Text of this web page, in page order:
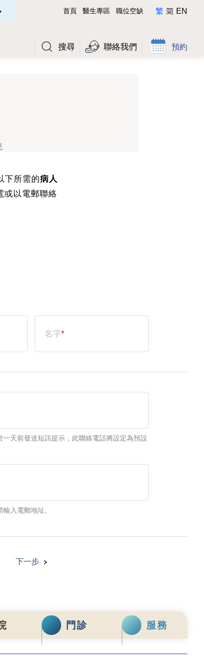
首頁 醫生專區 職位空缺 繁 简 EN
搜尋 聯絡我們 預約
下所需的病人
或以電郵聯絡
名字*
天前發送短訊提示，此聯絡電話將設定為預設
入電郵地址。
下一步
門診 服務